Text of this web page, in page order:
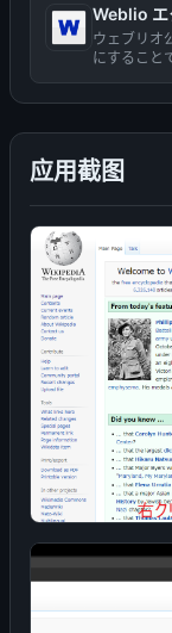
应用截图
Weblio エ
ウェブリオ
にすること